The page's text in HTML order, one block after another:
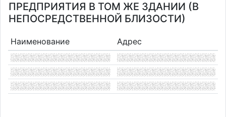
ПРЕДПРИЯТИЯ В ТОМ ЖЕ ЗДАНИИ (В
НЕПОСРЕДСТВЕННОЙ БЛИЗОСТИ)
Наименование Адрес